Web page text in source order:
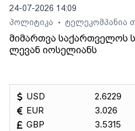
24-07-2026 14:09
პოლიტიკა
• ტელეკომპანია
მიმართვა საქართველოს
ლევან იოსელიანს
USD
EUR
GBP
2.6229
3.026
3.5315